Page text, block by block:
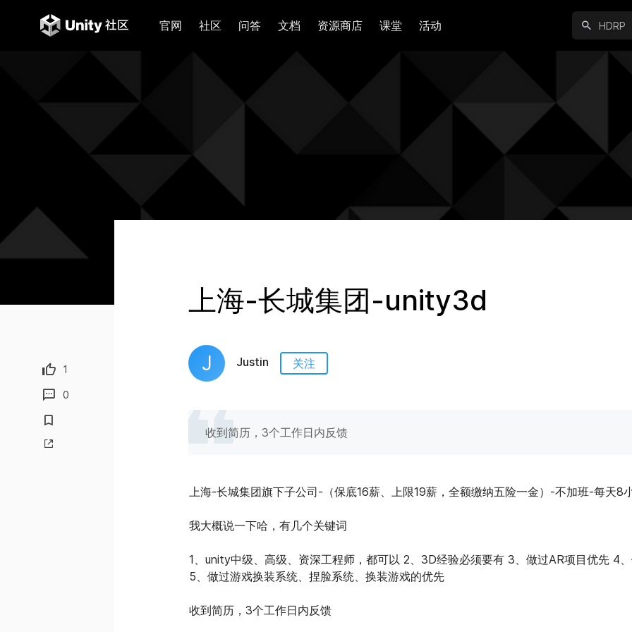
官网 社区 问答 文档 资源商店 课堂 活动
1
0
上海-长城集团-unity3d
J Justin 关注
收到简历，3个工作日内反馈
上海-长城集团旗下子公司-（保底16薪、上限19薪，全额缴纳五险一金）-不加班-每天8
我大概说一下哈，有几个关键词
1、unity中级、高级、资深工程师，都可以 2、3D经验必须要有 3、做过AR项目优先 4
5、做过游戏换装系统、捏脸系统、换装游戏的优先
收到简历，3个工作日内反馈